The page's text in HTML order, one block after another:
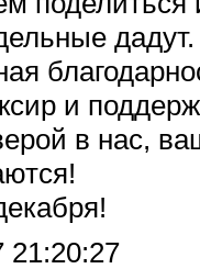
и
в нас,
21:20:27